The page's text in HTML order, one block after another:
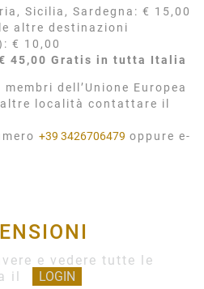
Sicilia, Sardegna: € 15,00
altre destinazioni
€ 10,00
45,00 Gratis in tutta Italia
dell’Unione Europea
altre località contattare il
+39 3426706479 oppure e-
e vedere tutte le
il
LOGIN